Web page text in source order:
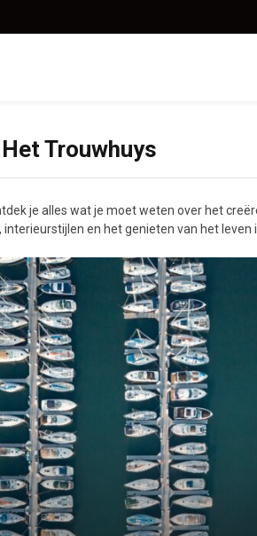
Trouwhuys
je alles wat je moet weten over het
interieurstijlen en het genieten van het